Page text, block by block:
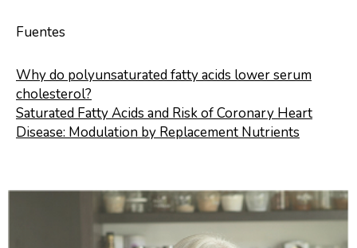
Fuentes
Why do polyunsaturated fatty acids lower serum
cholesterol?
Saturated Fatty Acids and Risk of Coronary Heart
Disease: Modulation by Replacement Nutrients